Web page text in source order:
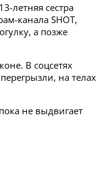
летняя сестра
канала SHOT,
а позже
В соцсетях
на телах
не выдвигает